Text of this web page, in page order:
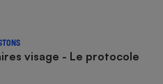
visage - Le protocole